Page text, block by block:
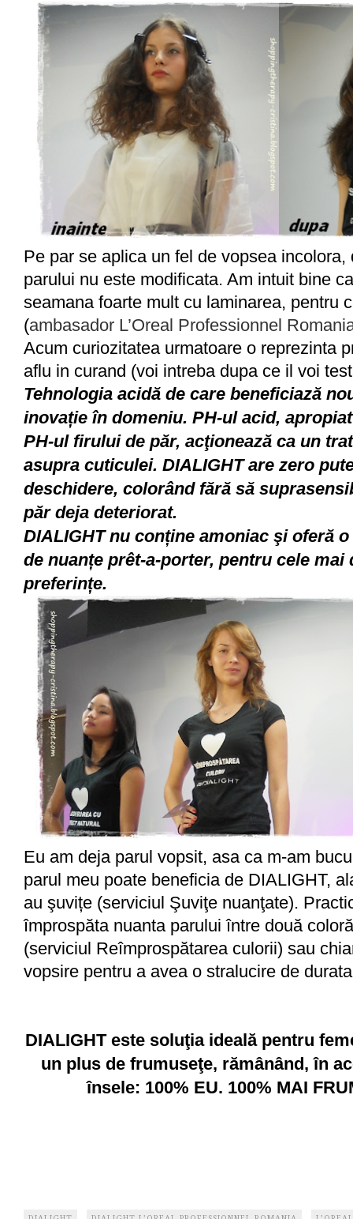
Pe par se aplica un fel de vopsea incolora,
parului nu este modificata. Am intuit bine
seamana foarte mult cu laminarea, pentru
(ambasador L’Oreal Professionnel
Acum curiozitatea urmatoare o reprezinta
aflu in curand (voi intreba dupa ce il voi
Tehnologia acidă de care beneficiază
inovație în domeniu. PH-ul acid,
PH-ul firului de păr, acţionează ca un
asupra cuticulei. DIALIGHT are zero
deschidere, colorând fără să
păr deja deteriorat.
DIALIGHT nu conține amoniac şi oferă
de nuanțe prêt-a-porter, pentru cele mai
preferințe.
Eu am deja parul vopsit, asa ca m-am
parul meu poate beneficia de DIALIGHT,
au şuvițe (serviciul Şuviţe nuanţate).
împrospăta nuanta parului între două
(serviciul Reîmprospătarea culorii) sau
vopsire pentru a avea o stralucire de
DIALIGHT este soluţia ideală pentru
un plus de frumuseţe, rămânând, în
însele: 100% EU. 100% MAI